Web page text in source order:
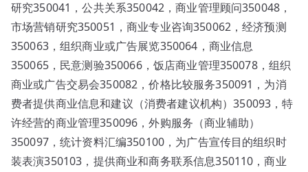
研究350041，公共关系350042，商业管理顾问350048，
市场营销研究350051，商业专业咨询350062，经济预测
350063，组织商业或广告展览350064，商业信息
350065，民意测验350066，饭店商业管理350078，组织
商业或广告交易会350082，价格比较服务350091，为消
费者提供商业信息和建议（消费者建议机构）350093，特
许经营的商业管理350096，外购服务（商业辅助）
350097，统计资料汇编350100，为广告宣传目的组织时
装表演350103，提供商业和商务联系信息350110，商业